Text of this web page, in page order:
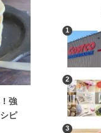
強
ピ
1
2
3